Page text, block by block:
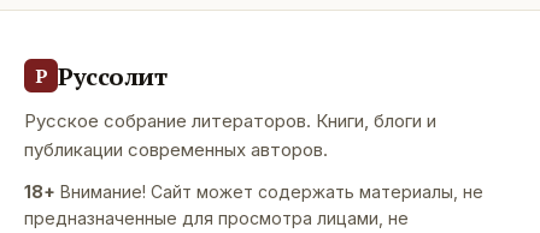
Р Руссолит
Русское собрание литераторов. Книги, блоги и
публикации современных авторов.
18+ Внимание! Сайт может содержать материалы, не
предназначенные для просмотра лицами, не